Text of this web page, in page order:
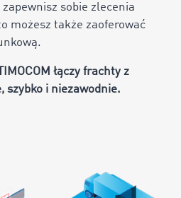
sobie zlecenia
możesz także zaoferować
łączy frachty z
szybko i niezawodnie.